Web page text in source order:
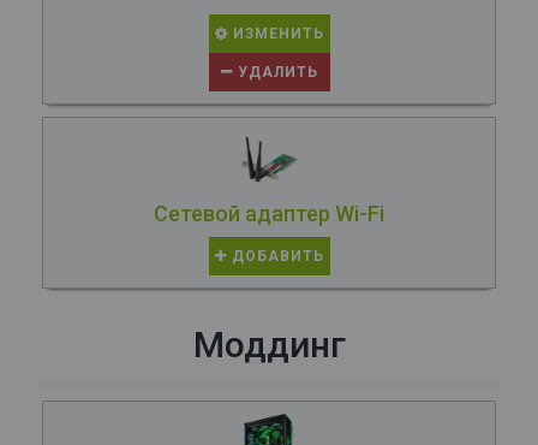
ИЗМЕНИТЬ
УДАЛИТЬ
Сетевой адаптер Wi-Fi
ДОБАВИТЬ
Моддинг